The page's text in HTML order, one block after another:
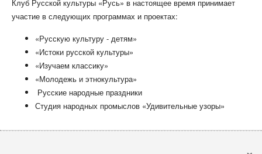
Клуб Русской культуры «Русь» в настоящее время принимает
участие в следующих программах и проектах:
«Русскую культуру - детям»
«Истоки русской культуры»
«Изучаем классику»
«Молодежь и этнокультура»
Русские народные праздники
Студия народных промыслов «Удивительные узоры»